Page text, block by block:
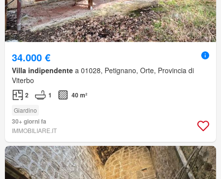
34.000 €
Villa indipendente a 01028, Petignano, Orte, Provincia di
Viterbo
2 1 40 m²
Giardino
30+ giorni fa
IMMOBILIARE.IT